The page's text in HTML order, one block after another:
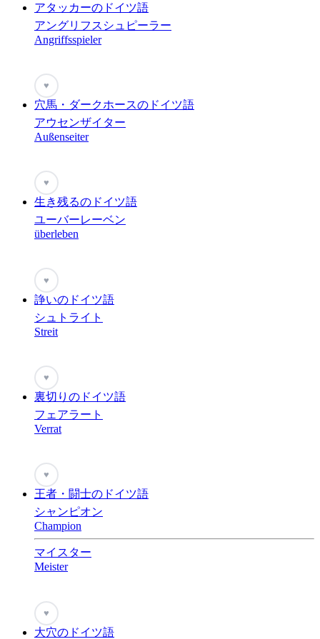
アタッカーのドイツ語
アングリフスシュピーラー
Angriffsspieler
♥
穴馬・ダークホースのドイツ語
アウセンザイター
Außenseiter
♥
生き残るのドイツ語
ユーバーレーベン
überleben
♥
諍いのドイツ語
シュトライト
Streit
♥
裏切りのドイツ語
フェアラート
Verrat
♥
王者・闘士のドイツ語
シャンピオン
Champion
マイスター
Meister
♥
大穴のドイツ語